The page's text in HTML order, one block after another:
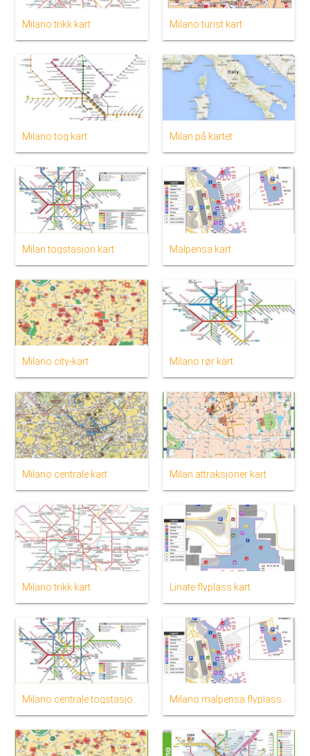
Milano trikk kart Milano turist kart
Milano tog kart Milan på kartet
Milan togstasjon kart Malpensa kart
Milano city-kart Milano rør kart
Milano centrale kart Milan attraksjoner kart
Milano trikk kart Linate flyplass kart